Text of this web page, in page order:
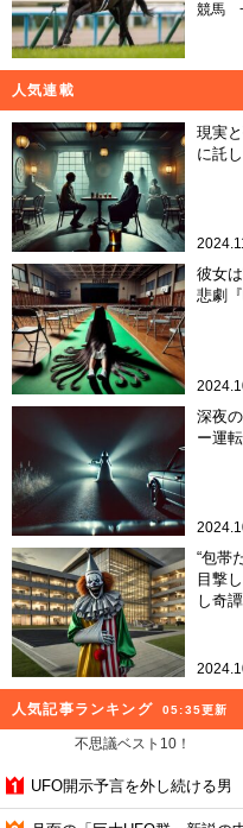
競馬
人気連載
現実
に託
彼女
悲劇
深夜
ー運
“包帯
目撃
し奇譚
人気記事ランキング 05:35更新
不思議ベスト10！
UFO開示予言を外し続ける男